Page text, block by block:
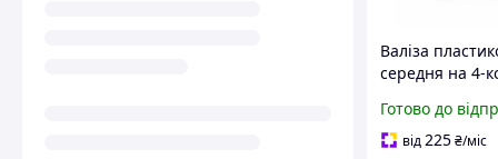
Валіза
середня на 4-
ручкою та
360 ABS+PC
Готово до
від225₴/міс